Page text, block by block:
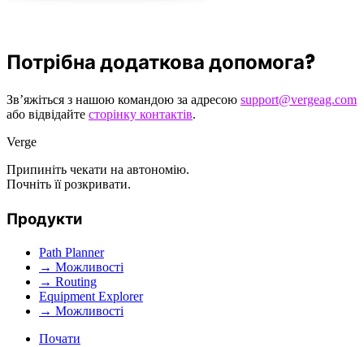
Потрібна додаткова допомога?
Зв’яжіться з нашою командою за адресою support@vergeag.com
або відвідайте сторінку контактів.
Verge
Припиніть чекати на автономію.
Почніть її розкривати.
Продукти
Path Planner
→ Можливості
→ Routing
Equipment Explorer
→ Можливості
Почати